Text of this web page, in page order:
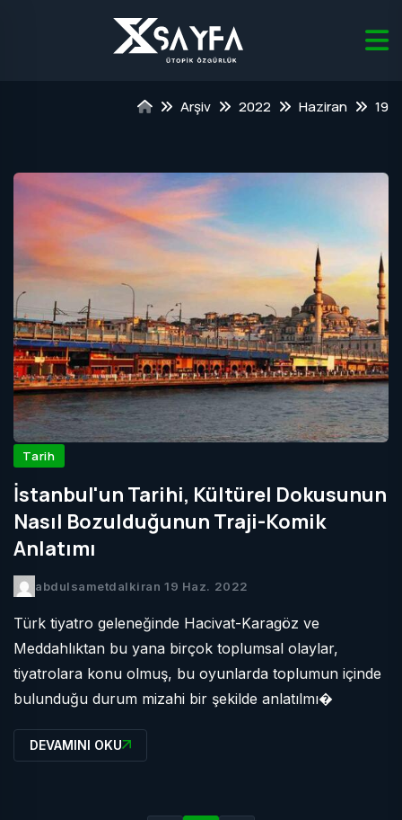
Arşiv 2022 Haziran 19
Tarih
İstanbul'un Tarihi, Kültürel Dokusunun
Nasıl Bozulduğunun Traji-Komik
Anlatımı
abdulsametdalkiran 19 Haz. 2022
Türk tiyatro geleneğinde Hacivat-Karagöz ve
Meddahlıktan bu yana birçok toplumsal olaylar,
tiyatrolara konu olmuş, bu oyunlarda toplumun içinde
bulunduğu durum mizahi bir şekilde anlatılmı�
DEVAMINI OKU